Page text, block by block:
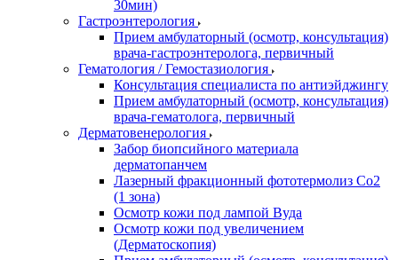
30мин)
Гастроэнтерология
Прием амбулаторный (осмотр, консультация)
врача-гастроэнтеролога, первичный
Гематология / Гемостазиология
Консультация специалиста по антиэйджингу
Прием амбулаторный (осмотр, консультация)
врача-гематолога, первичный
Дерматовенерология
Забор биопсийного материала
дерматопанчем
Лазерный фракционный фототермолиз Со2
(1 зона)
Осмотр кожи под лампой Вуда
Осмотр кожи под увеличением
(Дерматоскопия)